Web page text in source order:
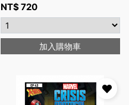
NT$720
加入購物車